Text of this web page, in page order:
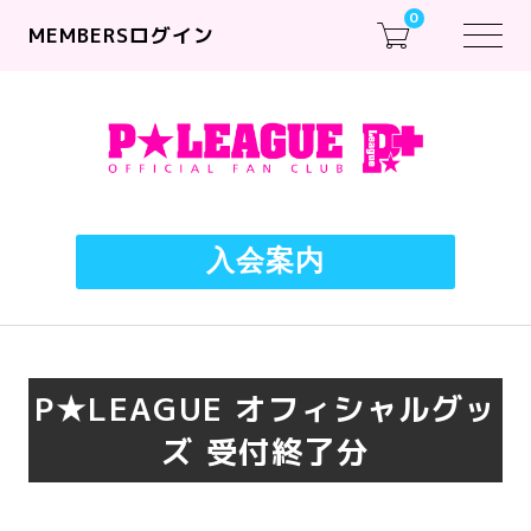
MEMBERSログイン
0
入会案内
P★LEAGUE オフィシャルグッ
ズ 受付終了分